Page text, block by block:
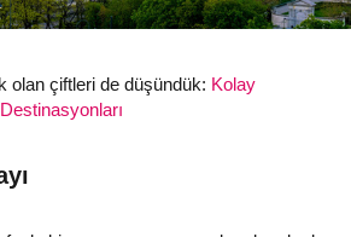
olan çiftleri de düşündük: Kolay